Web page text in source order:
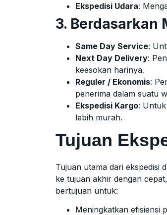
Ekspedisi Udara:
3. Berdasarkan
Same Day Service:
Next Day Delivery:
keesokan harinya.
Reguler / Ekonomis:
penerima dalam suatu
Ekspedisi Kargo:
lebih murah.
Tujuan
Tujuan utama dari ekspedisi
ke tujuan akhir dengan
bertujuan untuk:
Meningkatkan efisiensi